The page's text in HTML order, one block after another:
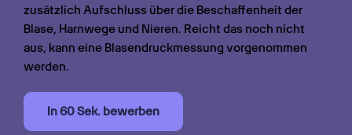
zusätzlich Aufschluss über die Beschaffenheit der
Blase, Harnwege und Nieren. Reicht das noch nicht
aus, kann eine Blasendruckmessung vorgenommen
werden.
In 60 Sek. bewerben